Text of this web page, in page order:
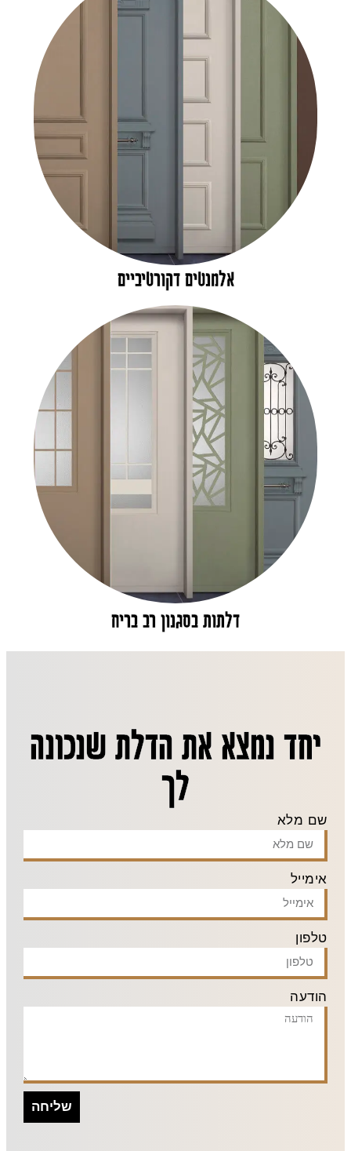
אלמנטים דקורטיביים
דלתות בסגנון רב בריח
יחד נמצא את הדלת שנכונה
לך
שם מלא
אימייל
טלפון
הודעה
שליחה